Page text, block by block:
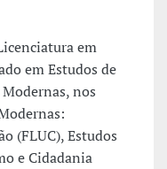
em
em Estudos de
nos
(FLUC), Estudos
e Cidadania